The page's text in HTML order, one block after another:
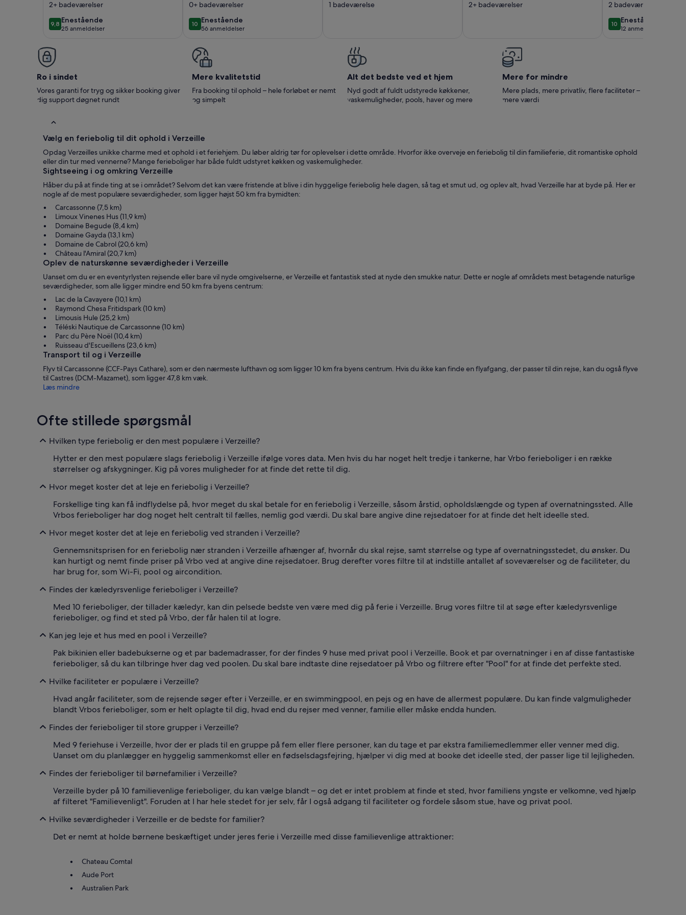
2+ badeværelser
9,89,8 ud af 10
Enestående
enestående
25 anmeldelser
(25
euro / uge
(400euros i stedet
for 500eu)
0+ badeværelser
1010 ud af 10
Enestående
enestående
56 anmeldelser
(56
Apartment Nature,
1 badeværelse
2+ badeværelser
og 17/08 til 24/
945 euro i
for 1500 eur
2 badeværelser
1010 ud af 10
Enestående
enestående
12 anmeldelser
(12
Ro i sindet
Vores garanti for tryg og sikker booking giver
dig support døgnet rundt
Mere kvalitetstid
Fra booking til ophold – hele forløbet er nemt
og simpelt
Alt det bedste ved et hjem
Nyd godt af fuldt udstyrede køkkener,
vaskemuligheder, pools, haver og mere
Mere for mindre
Mere plads, mere privatliv, flere faciliteter –
mere værdi
Vælg en feriebolig til dit ophold i Verzeille
Opdag Verzeilles unikke charme med et ophold i et feriehjem. Du løber aldrig tør for oplevelser i dette område. Hvorfor ikke overveje en feriebolig til din familieferie, dit romantiske ophold
eller din tur med vennerne? Mange ferieboliger har både fuldt udstyret køkken og vaskemuligheder.
Sightseeing i og omkring Verzeille
Håber du på at finde ting at se i området? Selvom det kan være fristende at blive i din hyggelige feriebolig hele dagen, så tag et smut ud, og oplev alt, hvad Verzeille har at byde på. Her er
nogle af de mest populære seværdigheder, som ligger højst 50 km fra bymidten:
Carcassonne (7,5 km)
Limoux Vinenes Hus (11,9 km)
Domaine Begude (8,4 km)
Domaine Gayda (13,1 km)
Domaine de Cabrol (20,6 km)
Château l'Amiral (20,7 km)
Oplev de naturskønne seværdigheder i Verzeille
Uanset om du er en eventyrlysten rejsende eller bare vil nyde omgivelserne, er Verzeille et fantastisk sted at nyde den smukke natur. Dette er nogle af områdets mest betagende naturlige
seværdigheder, som alle ligger mindre end 50 km fra byens centrum:
Lac de la Cavayere (10,1 km)
Raymond Chesa Fritidspark (10 km)
Limousis Hule (25,2 km)
Téléski Nautique de Carcassonne (10 km)
Parc du Père Noël (10,4 km)
Ruisseau d'Escueillens (23,6 km)
Transport til og i Verzeille
Flyv til Carcassonne (CCF-Pays Cathare), som er den nærmeste lufthavn og som ligger 10 km fra byens centrum. Hvis du ikke kan finde en flyafgang, der passer til din rejse, kan du også flyve
til Castres (DCM-Mazamet), som ligger 47,8 km væk.
Læs mindre
Ofte stillede spørgsmål
Hvilken type feriebolig er den mest populære i Verzeille?
Hytter er den mest populære slags feriebolig i Verzeille ifølge vores data. Men hvis du har noget helt tredje i tankerne, har Vrbo ferieboliger i en række
størrelser og afskygninger. Kig på vores muligheder for at finde det rette til dig.
Hvor meget koster det at leje en feriebolig i Verzeille?
Forskellige ting kan få indflydelse på, hvor meget du skal betale for en feriebolig i Verzeille, såsom årstid, opholdslængde og typen af overnatningssted. Alle
Vrbos ferieboliger har dog noget helt centralt til fælles, nemlig god værdi. Du skal bare angive dine rejsedatoer for at finde det helt ideelle sted.
Hvor meget koster det at leje en feriebolig ved stranden i Verzeille?
Gennemsnitsprisen for en feriebolig nær stranden i Verzeille afhænger af, hvornår du skal rejse, samt størrelse og type af overnatningsstedet, du ønsker. Du
kan hurtigt og nemt finde priser på Vrbo ved at angive dine rejsedatoer. Brug derefter vores filtre til at indstille antallet af soveværelser og de faciliteter, du
har brug for, som Wi-Fi, pool og aircondition.
Findes der kæledyrsvenlige ferieboliger i Verzeille?
Med 10 ferieboliger, der tillader kæledyr, kan din pelsede bedste ven være med dig på ferie i Verzeille. Brug vores filtre til at søge efter kæledyrsvenlige
ferieboliger, og find et sted på Vrbo, der får halen til at logre.
Kan jeg leje et hus med en pool i Verzeille?
Pak bikinien eller badebukserne og et par bademadrasser, for der findes 9 huse med privat pool i Verzeille. Book et par overnatninger i en af disse fantastiske
ferieboliger, så du kan tilbringe hver dag ved poolen. Du skal bare indtaste dine rejsedatoer på Vrbo og filtrere efter "Pool" for at finde det perfekte sted.
Hvilke faciliteter er populære i Verzeille?
Hvad angår faciliteter, som de rejsende søger efter i Verzeille, er en swimmingpool, en pejs og en have de allermest populære. Du kan finde valgmuligheder
blandt Vrbos ferieboliger, som er helt oplagte til dig, hvad end du rejser med venner, familie eller måske endda hunden.
Findes der ferieboliger til store grupper i Verzeille?
Med 9 feriehuse i Verzeille, hvor der er plads til en gruppe på fem eller flere personer, kan du tage et par ekstra familiemedlemmer eller venner med dig.
Uanset om du planlægger en hyggelig sammenkomst eller en fødselsdagsfejring, hjælper vi dig med at booke det ideelle sted, der passer lige til lejligheden.
Findes der ferieboliger til børnefamilier i Verzeille?
Verzeille byder på 10 familievenlige ferieboliger, du kan vælge blandt – og det er intet problem at finde et sted, hvor familiens yngste er velkomne, ved hjælp
af filteret "Familievenligt". Foruden at I har hele stedet for jer selv, får I også adgang til faciliteter og fordele såsom stue, have og privat pool.
Hvilke seværdigheder i Verzeille er de bedste for familier?
Det er nemt at holde børnene beskæftiget under jeres ferie i Verzeille med disse familievenlige attraktioner:
Chateau Comtal
Aude Port
Australien Park